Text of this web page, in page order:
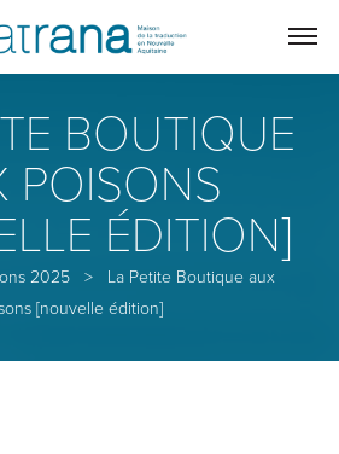
BOUTIQUE
POISONS
ÉDITION]
2025 >
La Petite Boutique aux
[nouvelle édition]